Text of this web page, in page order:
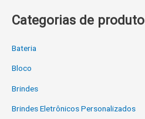
Categorias de produto
Bateria
Bloco
Brindes
Brindes Eletrônicos Personalizados